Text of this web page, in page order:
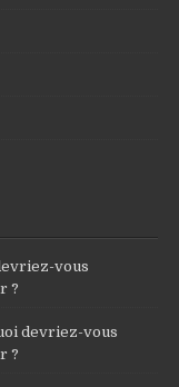
vous
?
devriez-vous
?